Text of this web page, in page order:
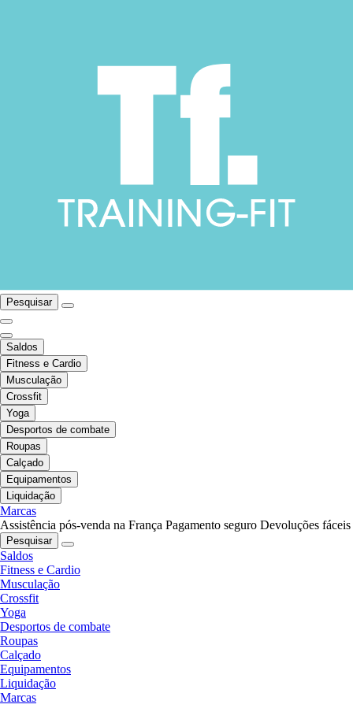
Pesquisar
Saldos
Fitness e Cardio
Musculação
Crossfit
Yoga
Desportos de combate
Roupas
Calçado
Equipamentos
Liquidação
Marcas
Assistência pós-venda na França Pagamento seguro Devoluções fáceis
Pesquisar
Saldos
Fitness e Cardio
Musculação
Crossfit
Yoga
Desportos de combate
Roupas
Calçado
Equipamentos
Liquidação
Marcas